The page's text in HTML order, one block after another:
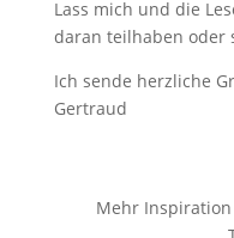
Lass mich und die
daran teilhaben oder
Ich sende herzliche
Gertraud
Mehr